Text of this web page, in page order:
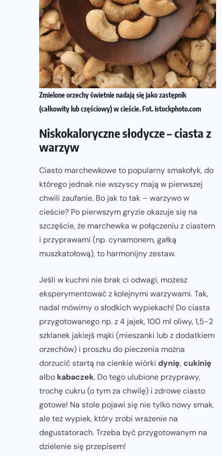
Zmielone orzechy świetnie nadają się jako zastępnik
(całkowity lub częściowy) w cieście. Fot. istockphoto.com
Niskokaloryczne słodycze – ciasta z
warzyw
Ciasto marchewkowe to popularny smakołyk, do
którego jednak nie wszyscy mają w pierwszej
chwili zaufanie. Bo jak to tak – warzywo w
cieście? Po pierwszym gryzie okazuje się na
szczęście, że marchewka w połączeniu z ciastem
i przyprawami (np. cynamonem, gałką
muszkatołową), to harmonijny zestaw.
Jeśli w kuchni nie brak ci odwagi, możesz
eksperymentować z kolejnymi warzywami. Tak,
nadal mówimy o słodkich wypiekach! Do ciasta
przygotowanego np. z 4 jajek, 100 ml oliwy, 1,5-2
szklanek jakiejś mąki (mieszanki lub z dodatkiem
orzechów) i proszku do pieczenia można
dorzucić startą na cienkie wiórki dynię,cukinię
albo kabaczek. Do tego ulubione przyprawy,
trochę cukru (o tym za chwilę) i zdrowe ciasto
gotowe! Na stole pojawi się nie tylko nowy smak,
ale też wypiek, który zrobi wrażenie na
degustatorach. Trzeba być przygotowanym na
dzielenie się przepisem!